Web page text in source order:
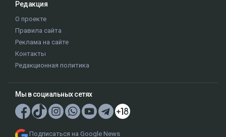
Редакция
О проекте
Правила сайта
Реклама на сайте
Контакты
Редакционная политика
Мы в социальных сетях
Подписаться на Google News